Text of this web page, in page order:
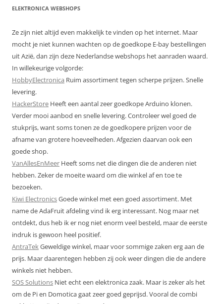
ELEKTRONICA WEBSHOPS
Ze zijn niet altijd even makkelijk te vinden op het internet. Maar
mocht je niet kunnen wachten op de goedkope E-bay bestellingen
uit Azië, dan zijn deze Nederlandse webshops het aanraden waard.
In willekeurige volgorde:
HobbyElectronica Ruim assortiment tegen scherpe prijzen. Snelle
levering.
HackerStore Heeft een aantal zeer goedkope Arduino klonen.
Verder mooi aanbod en snelle levering. Controleer wel goed de
stukprijs, want soms tonen ze de goedkopere prijzen voor de
afname van grotere hoeveelheden. Afgezien daarvan ook een
goede shop.
VanAllesEnMeer Heeft soms net die dingen die de anderen niet
hebben. Zeker de moeite waard om die winkel af en toe te
bezoeken.
Kiwi ElectronicsGoede winkel met een goed assortiment. Met
name de AdaFruit afdeling vind ik erg interessant. Nog maar net
ontdekt, dus heb ik er nog niet enorm veel besteld, maar de eerste
indruk is gewoon heel positief.
AntraTekGeweldige winkel, maar voor sommige zaken erg aan de
prijs. Maar daarentegen hebben zij ook weer dingen die de andere
winkels niet hebben.
SOS Solutions Niet echt een elektronica zaak. Maar is zeker als het
om de Pi en Domotica gaat zeer goed geprijsd. Vooral de combi